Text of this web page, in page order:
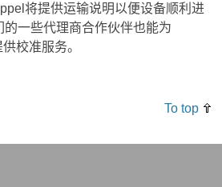
将提供运输说明以便设备顺利进
的一些代理商合作伙伴也能为
校准服务。
To top